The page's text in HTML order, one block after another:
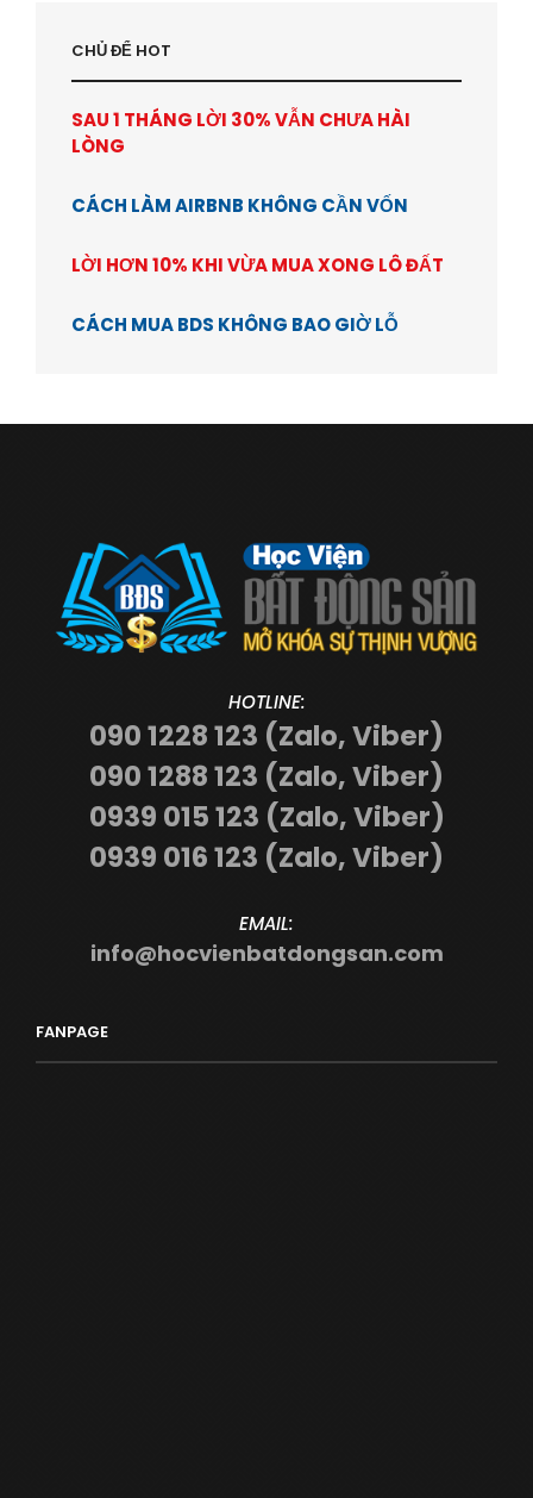
CHỦ ĐỂ HOT
SAU 1 THÁNG LỜI 30% VẪN CHƯA HÀI
LÒNG
CÁCH LÀM AIRBNB KHÔNG CẦN VỐN
LỜI HƠN 10% KHI VỪA MUA XONG LÔ ĐẤT
CÁCH MUA BDS KHÔNG BAO GIỜ LỖ
HOTLINE:
090 1228 123 (Zalo, Viber)
090 1288 123 (Zalo, Viber)
0939 015 123 (Zalo, Viber)
0939 016 123 (Zalo, Viber)
EMAIL:
info@hocvienbatdongsan.com
FANPAGE